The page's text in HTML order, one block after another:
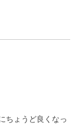
ちょうど良くなっ